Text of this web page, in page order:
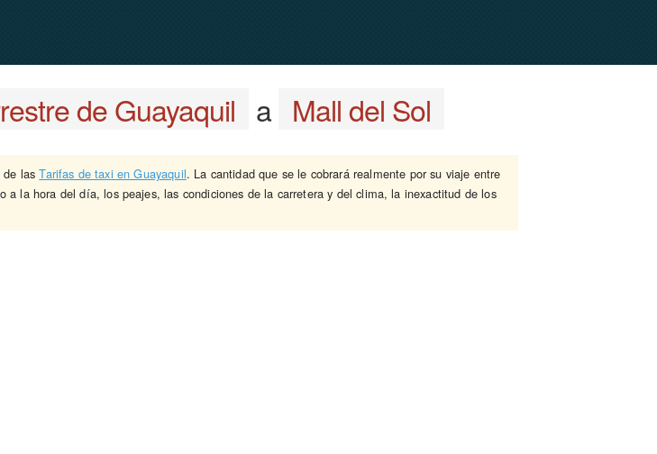
de Guayaquil a Mall del Sol
de lasTarifas de taxi en Guayaquil. La cantidad que se le cobrará realmente por su viaje entre
a la hora del día, los peajes, las condiciones de la carretera y del clima, la inexactitud de los